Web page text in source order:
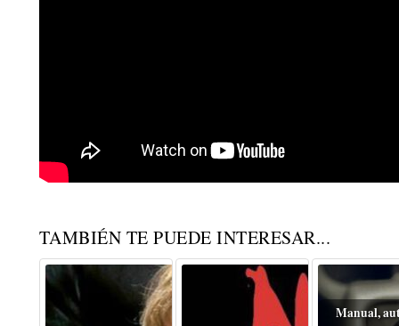
TAMBIÉN TE PUEDE INTERESAR...
Manual,